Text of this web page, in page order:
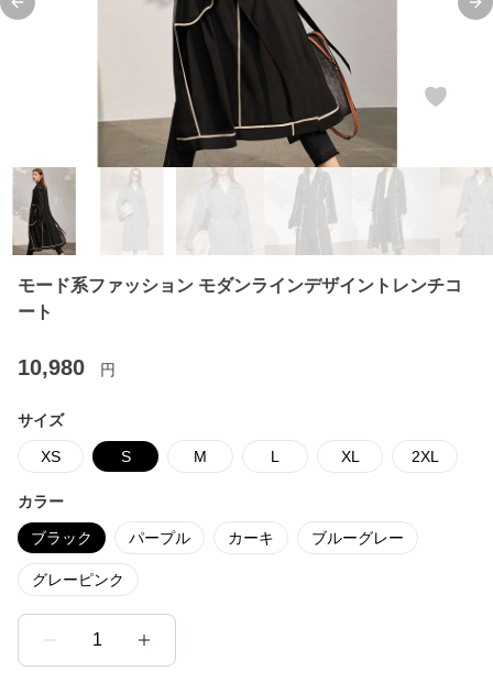
Previous slide
モード系ファッション モダンラインデザイントレンチコ
ート
10,980 円
サイズ
XS S M L XL 2XL
カラー
ブラック パープル カーキ ブルーグレー
グレーピンク
1